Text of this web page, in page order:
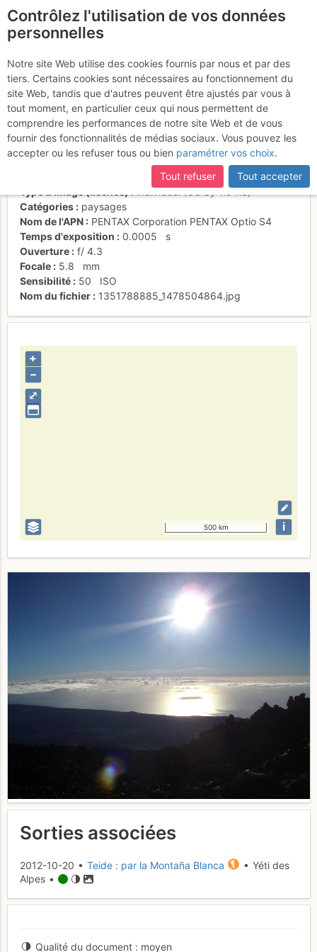
certaines pages ne sont plus accessibles, manquantes ou
incomplètes, déconnectez-vous puis reconnectez-vous à votre
compte sur le site.
Reflet du soleil sur
l'océan
Activités
Date/heure
individuel (CC by-nc-nd)
Catégories
paysages
Nom de l'APN
PENTAX Corporation PENTAX Optio S4
Temps d'exposition
0.0005
s
Ouverture
f/ 4.3
Focale
5.8
mm
Sensibilité
50
ISO
Nom du fichier
1351788885_1478504864.jpg
⤢
+
–
500 km i
Sorties associées
2012-10-20 • Teide : par la Montaña Blanca
• Yéti des
Alpes •
Qualité du document moyen
Contrôlez l'utilisation de vos données
personnelles
Notre site Web utilise des cookies fournis par nous et par des
tiers. Certains cookies sont nécessaires au fonctionnement du
site Web, tandis que d'autres peuvent être ajustés par vous à
tout moment, en particulier ceux qui nous permettent de
comprendre les performances de notre site Web et de vous
fournir des fonctionnalités de médias sociaux. Vous pouvez les
accepter ou les refuser tous ou bien paramétrer vos choix.
Tout refuser
Tout accepter